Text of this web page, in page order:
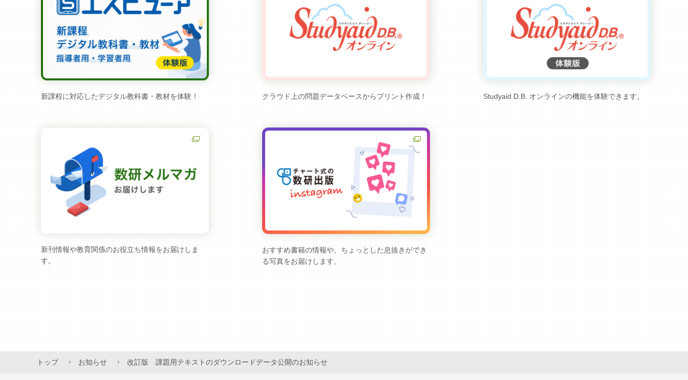
新課程に対応したデジタル教科書・教材を体験！ クラウド上の問題データベースからプリント作成！ Studyaid D.B. オンラインの機能を体験できます。
新刊情報や教育関係のお役立ち情報をお届けしま
す。
おすすめ書籍の情報や、ちょっとした息抜きができ
る写真をお届けします。
トップ お知らせ 改訂版 課題用テキストのダウンロードデータ公開のお知らせ